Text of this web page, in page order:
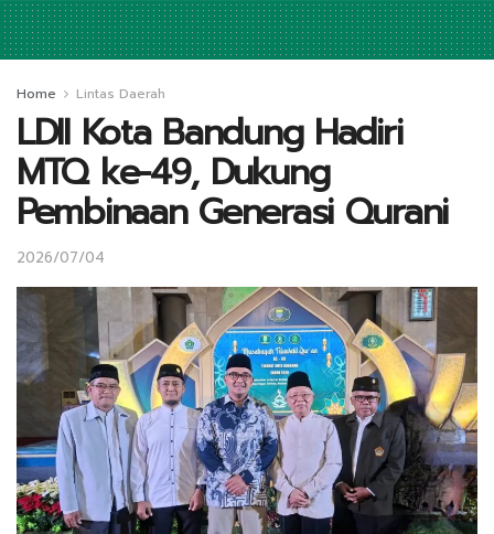
Home Lintas Daerah
LDII Kota Bandung Hadiri
MTQ ke-49, Dukung
Pembinaan Generasi Qurani
2026/07/04